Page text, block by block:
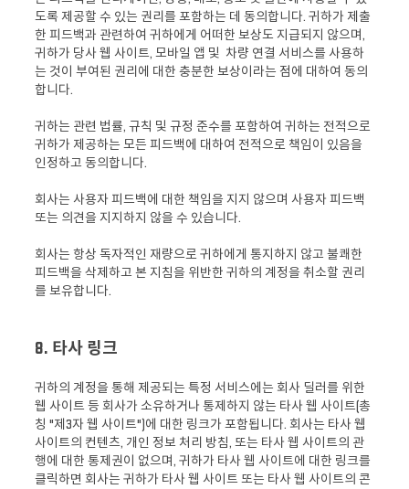
도록 제공할 수 있는 권리를 포함하는 데 동의합니다. 귀하가 제출
한 피드백과 관련하여 귀하에게 어떠한 보상도 지급되지 않으며,
귀하가 당사 웹 사이트, 모바일 앱 및 차량 연결 서비스를 사용하
는 것이 부여된 권리에 대한 충분한 보상이라는 점에 대하여 동의
합니다.
귀하는 관련 법률, 규칙 및 규정 준수를 포함하여 귀하는 전적으로
귀하가 제공하는 모든 피드백에 대하여 전적으로 책임이 있음을
인정하고 동의합니다.
회사는 사용자 피드백에 대한 책임을 지지 않으며 사용자 피드백
또는 의견을 지지하지 않을 수 있습니다.
회사는 항상 독자적인 재량으로 귀하에게 통지하지 않고 불쾌한
피드백을 삭제하고 본 지침을 위반한 귀하의 계정을 취소할 권리
를 보유합니다.
8. 타사 링크
귀하의 계정을 통해 제공되는 특정 서비스에는 회사 딜러를 위한
웹 사이트 등 회사가 소유하거나 통제하지 않는 타사 웹 사이트(총
칭 "제3자 웹 사이트")에 대한 링크가 포함됩니다. 회사는 타사 웹
사이트의 컨텐츠, 개인 정보 처리 방침, 또는 타사 웹 사이트의 관
행에 대한 통제권이 없으며, 귀하가 타사 웹 사이트에 대한 링크를
클릭하면 회사는 귀하가 타사 웹 사이트 또는 타사 웹 사이트의 콘